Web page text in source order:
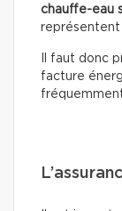
chauffe-eau
représentent
Il faut donc
facture